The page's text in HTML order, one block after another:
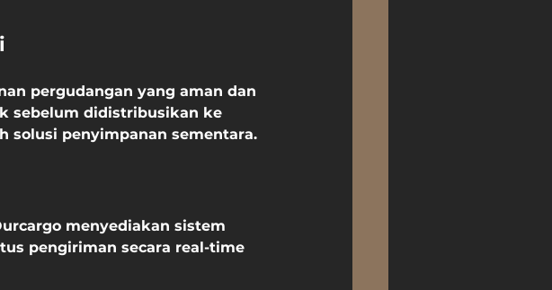
pergudangan yang aman dan
sebelum didistribusikan ke
solusi penyimpanan sementara.
menyediakan sistem
pengiriman secara real-time